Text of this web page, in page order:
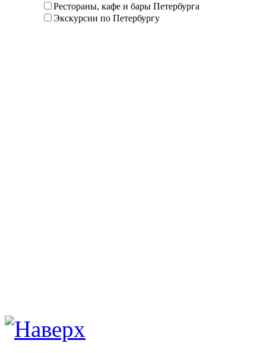
Рестораны, кафе и бары Петербурга
Экскурсии по Петербургу